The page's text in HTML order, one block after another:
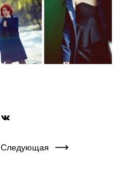
Следующая